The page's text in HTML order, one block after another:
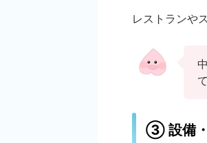
レストランや
③ 設備・